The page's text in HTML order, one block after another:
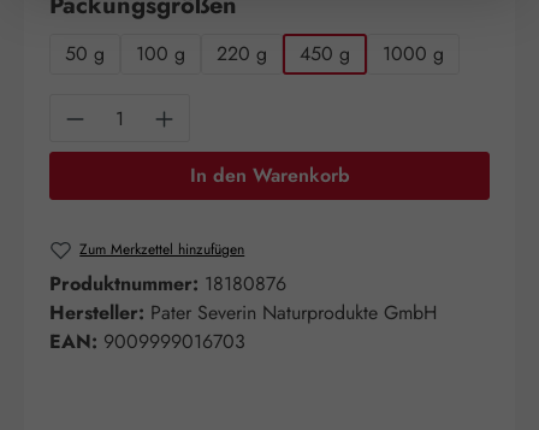
50 g 100 g 220 g 450 g 1000 g
Produkt Anzahl: Gib den gewünschten
In den Warenkorb
Zum Merkzettel hinzufügen
Produktnummer: 18180876
Hersteller: Pater Severin Naturprodukte GmbH
EAN: 9009999016703